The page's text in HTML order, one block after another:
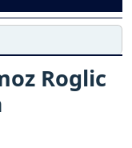
Roglic